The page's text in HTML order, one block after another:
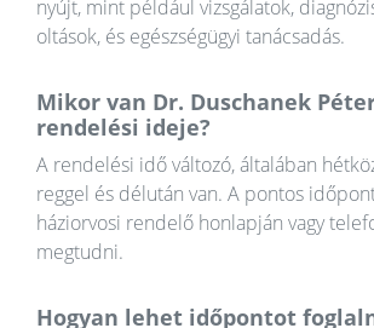
nyújt, mint például vizsgálatok,
oltások, és egészségügyi tanácsadás.
Mikor van Dr. Duschanek
rendelési ideje?
A rendelési idő változó, általában
reggel és délután van. A pontos
háziorvosi rendelő honlapján vagy
megtudni.
Hogyan lehet időpontot